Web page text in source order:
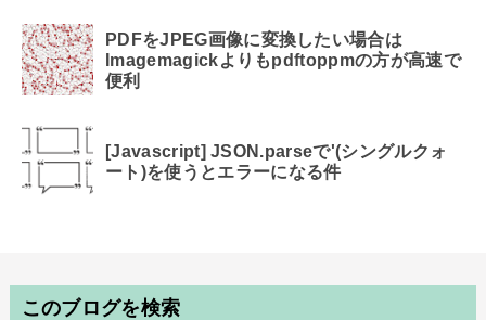
PDFをJPEG画像に変換したい場合は
Imagemagickよりもpdftoppmの方が高速で
便利
[Javascript] JSON.parseで'(シングルクォ
ート)を使うとエラーになる件
このブログを検索